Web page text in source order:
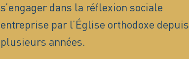
s’engager dans la réflexion sociale
entreprise par l’Église orthodoxe depuis
plusieurs années.